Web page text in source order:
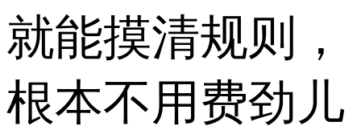
就能摸清规则，
根本不用费劲儿